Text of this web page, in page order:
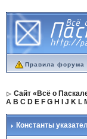
Правила форума
Сайт «Всё о
A B C D E F G H J K L
Константы